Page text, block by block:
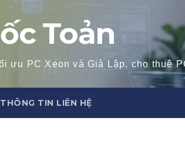
Toản
ưu PC Xeon và Giả Lập, cho thuê
THÔNG TIN LIÊN HỆ